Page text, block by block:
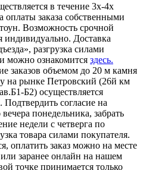
в течение 3х-4х
оплаты заказа собственными
Возможность срочной
индивидуально. Доставка
разгрузка силами
можно ознакомится здесь.
заказов объемом до 20 м камня
на рынке Петровский (26й км
Б2) осуществляется
согласие на
понедельника, забрать
недели с четверга по
товара силами покупателя.
оплатить заказ можно на месте
заранее онлайн на нашем
точке принимается только